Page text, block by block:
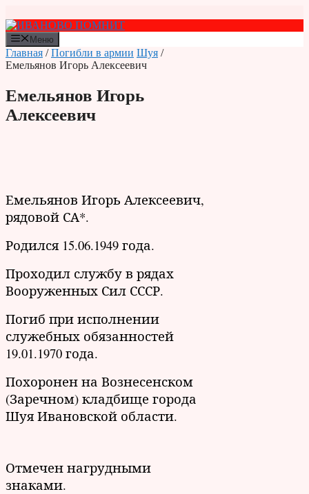
к
содержимому
Меню
Главная /Погибли в армии Шуя /
Емельянов Игорь Алексеевич
Емельянов Игорь
Алексеевич
Емельянов Игорь Алексеевич,
рядовой СА*.
Родился 15.06.1949 года.
Проходил службу в рядах
Вооруженных Сил СССР.
Погиб при исполнении
служебных обязанностей
19.01.1970 года.
Похоронен на Вознесенском
(Заречном) кладбище города
Шуя Ивановской области.
Отмечен нагрудными
знаками.